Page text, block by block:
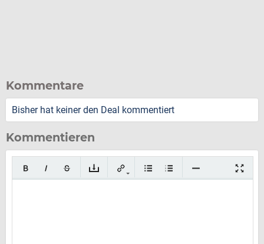
Kommentare
Bisher hat keiner den Deal kommentiert
Kommentieren